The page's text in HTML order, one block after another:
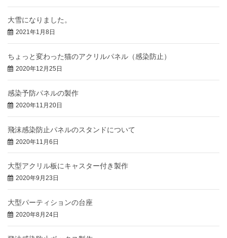
大雪になりました。
2021年1月8日
ちょっと変わった猫のアクリルパネル（感染防止）
2020年12月25日
感染予防パネルの製作
2020年11月20日
飛沫感染防止パネルのスタンドについて
2020年11月6日
大型アクリル板にキャスター付き製作
2020年9月23日
大型パーティションの台座
2020年8月24日